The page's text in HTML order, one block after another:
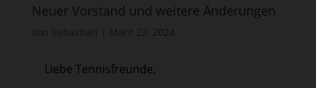
Neuer Vorstand und weitere Änderungen
Liebe Tennisfreunde,